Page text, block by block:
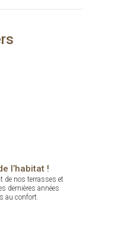
l’habitat !
de nos terrasses et
dernières années
au confort.